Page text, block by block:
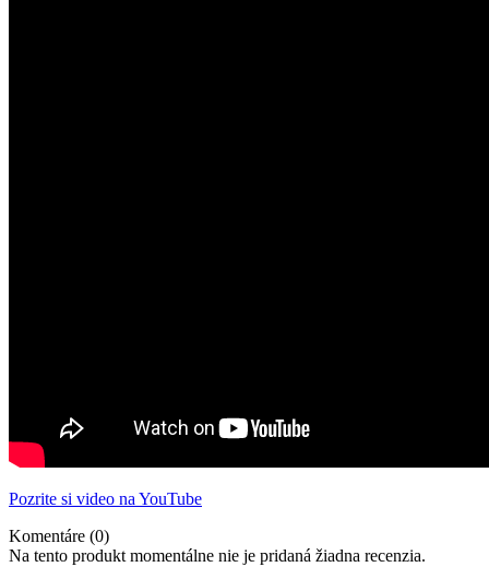
Pozrite si video na YouTube
Komentáre (0)
Na tento produkt momentálne nie je pridaná žiadna recenzia.